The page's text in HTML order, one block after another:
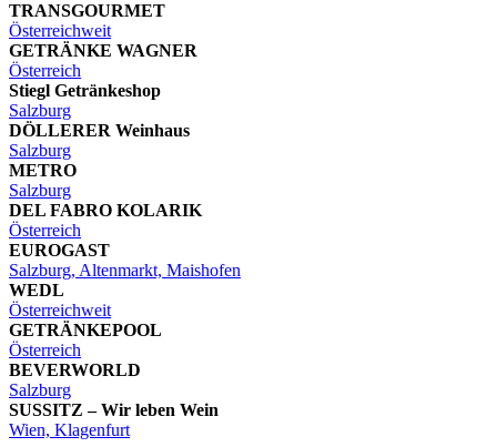
TRANSGOURMET
Österreichweit
GETRÄNKE WAGNER
Österreich
Stiegl Getränkeshop
Salzburg
DÖLLERER Weinhaus
Salzburg
METRO
Salzburg
DEL FABRO KOLARIK
Österreich
EUROGAST
Salzburg, Altenmarkt, Maishofen
WEDL
Österreichweit
GETRÄNKEPOOL
Österreich
BEVERWORLD
Salzburg
SUSSITZ – Wir leben Wein
Wien, Klagenfurt